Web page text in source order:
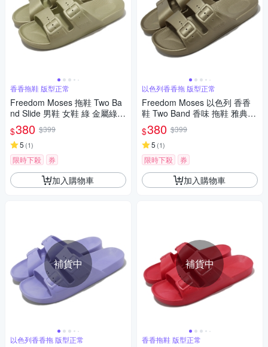
香香拖鞋 版型正常
Freedom Moses 拖鞋 Two Ba
nd Slide 男鞋 女鞋 綠 金屬綠
香香拖 戶外 FMSPRING
$380 $399
5 (1)
限時下殺 券
加入購物車
補貨中
以色列香香拖 版型正常
以色列香香拖 版型正常
Freedom Moses 以色列 香香
鞋 Two Band 香味 拖鞋 雅典娜
金屬綠 男女鞋 FMATHENA
$380 $399
5 (1)
限時下殺 券
加入購物車
補貨中
香香拖鞋 版型正常